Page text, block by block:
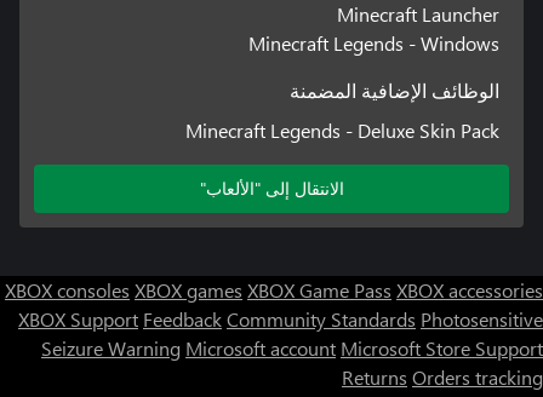
Minecraft Launcher
Minecraft Legends - Windows
الوظائف الإضافية المضمنة
Minecraft Legends - Deluxe Skin Pack
الانتقال إلى "الألعاب"
XBOX consoles XBOX games XBOX Game Pass XBOX accessories
XBOX Support FeedbackCommunity Standards Photosensitive
Seizure Warning Microsoft account Microsoft Store Support
Returns Orders tracking